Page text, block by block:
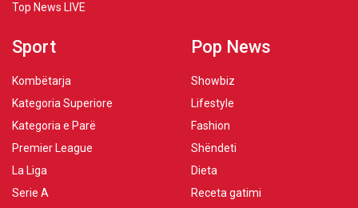
Top News LIVE
Sport
Kombëtarja
Kategoria Superiore
Kategoria e Parë
Premier League
La Liga
Serie A
Pop News
Showbiz
Lifestyle
Fashion
Shëndeti
Dieta
Receta gatimi